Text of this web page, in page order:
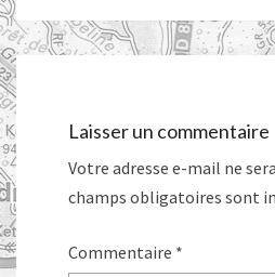
Laisser un commentaire
Votre adresse e-mail ne
champs obligatoires sont
Commentaire *